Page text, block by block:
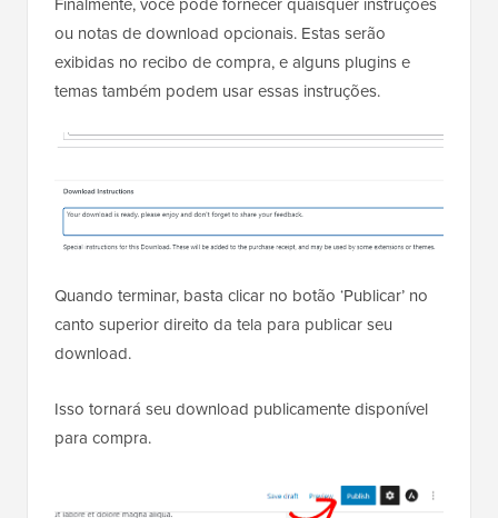
ou notas de download opcionais. Estas serão
exibidas no recibo de compra, e alguns plugins e
temas também podem usar essas instruções.
Quando terminar, basta clicar no botão ‘Publicar’ no
canto superior direito da tela para publicar seu
download.
Isso tornará seu download publicamente disponível
para compra.